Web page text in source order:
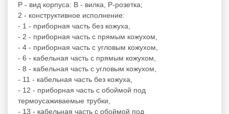
Р - вид корпуса: В - вилка, Р-розетка;
2 - конструктивное исполнение:
- 1 - приборная часть без кожуха,
- 2 - приборная часть с прямым кожухом,
- 4 - приборная часть с угловым кожухом,
- 6 - кабельная часть с прямым кожухом,
- 8 - кабельная часть с угловым кожухом,
- 11 - кабельная часть без кожуха,
- 12 - приборная часть с обоймой под
термоусаживаемые трубки,
- 13 - кабельная часть с обоймой под